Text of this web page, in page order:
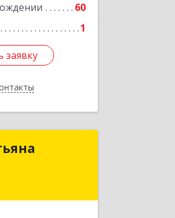
60
1
заявку
заявку
Татьяна